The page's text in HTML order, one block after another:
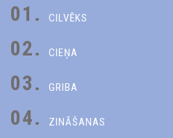
01. CILVĒKS
02. CIEŅA
03. GRIBA
04. ZINĀŠANAS